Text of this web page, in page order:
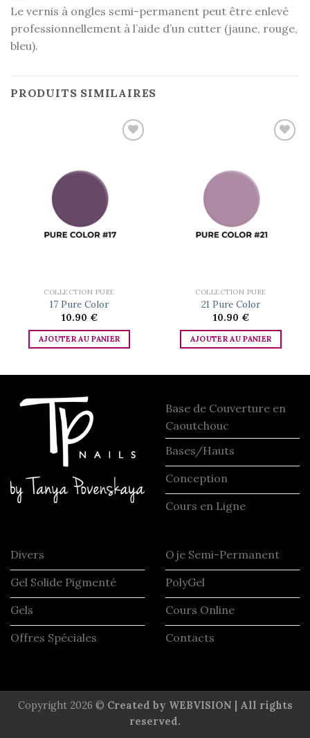
Le vernis à ongles semi-permanent peut être enlevé
professionnellement à l’aide d’un cutter (jaune, rouge,
bleu).
PRODUITS SIMILAIRES
COLLECTION PURE
17 Pure Color
10.90 €
AJOUTER AU PANIER
COLLECTION PURE
21 Pure Color
10.90 €
AJOUTER AU PANIER
Base de Couverture en
Caoutchouc
Bases/Hauts
Conception
Cours en Ligne
Divers
Gel Solide Pigmenté
Gels
Offres Spéciales
Oje Semi-Permanent
PolyGel
Cours Online
Contacts
Copyright 2026 © Created by WEBVISION | All rights
reserved.